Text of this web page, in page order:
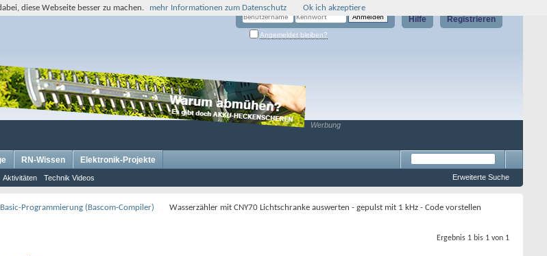
Registrieren
Hilfe
Angemeldet bleiben?
Werbung
Aktivitäten Technik Videos
RN-Wissen Elektronik-Projekte
Erweiterte Suche
Basic-Programmierung (Bascom-Compiler)
Wasserzähler mit CNY70 Lichtschranke auswerten - gepulst mit 1 kHz - Code vorstellen
Ergebnis 1 bis 1 von 1
diese Webseite besser zu machen. mehr Informationen zum Datenschutz Ok ich akzeptiere